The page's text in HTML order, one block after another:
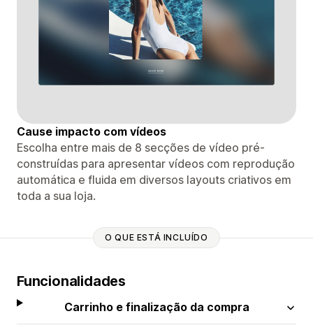
Cause impacto com vídeos
Escolha entre mais de 8 secções de vídeo pré-
construídas para apresentar vídeos com reprodução
automática e fluida em diversos layouts criativos em
toda a sua loja.
O QUE ESTÁ INCLUÍDO
Funcionalidades
Carrinho e finalização da compra